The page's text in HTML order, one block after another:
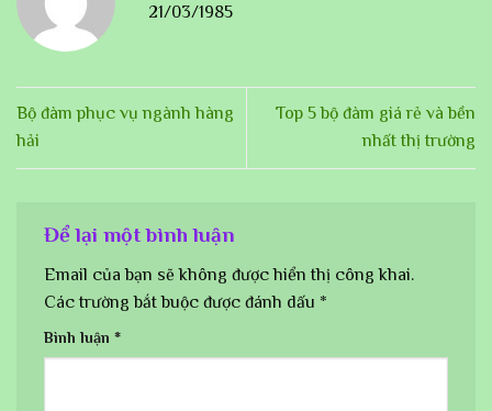
21/03/1985
Bộ đàm phục vụ ngành hàng
hải
Top 5 bộ đàm giá rẻ và bền
nhất thị trường
Để lại một bình luận
Email của bạn sẽ không được hiển thị công khai.
Các trường bắt buộc được đánh dấu *
Bình luận *